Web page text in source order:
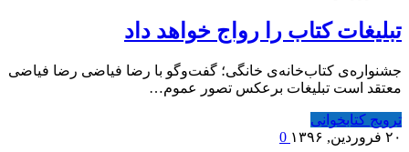
تبلیغات کتاب را رواج خواهد داد
جشنواره‌ی کتاب‌خانه‌ی خانگی؛ گفت‌وگو با رضا فیاضی رضا فیاضی
معتقد است تبلیغات برعکس تصور عموم…
ترویج کتابخوانی
۲۰ فروردین, ۱۳۹۶